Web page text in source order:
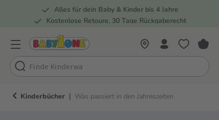
Zur Hauptnavigation springen
Alles für dein Baby & Kinder bis 4 Jahre
Kostenlose Retoure, 30 Tage Rückgaberecht
Kinderbücher | Was passiert in den Jahreszeiten